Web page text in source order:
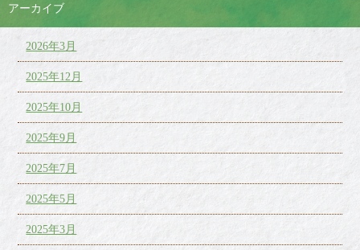
アーカイブ
2026年3月
2025年12月
2025年10月
2025年9月
2025年7月
2025年5月
2025年3月